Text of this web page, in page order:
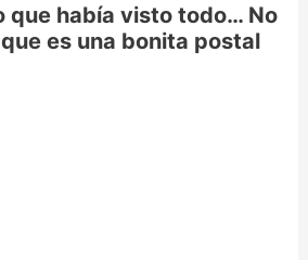
que había visto todo… No
es una bonita postal